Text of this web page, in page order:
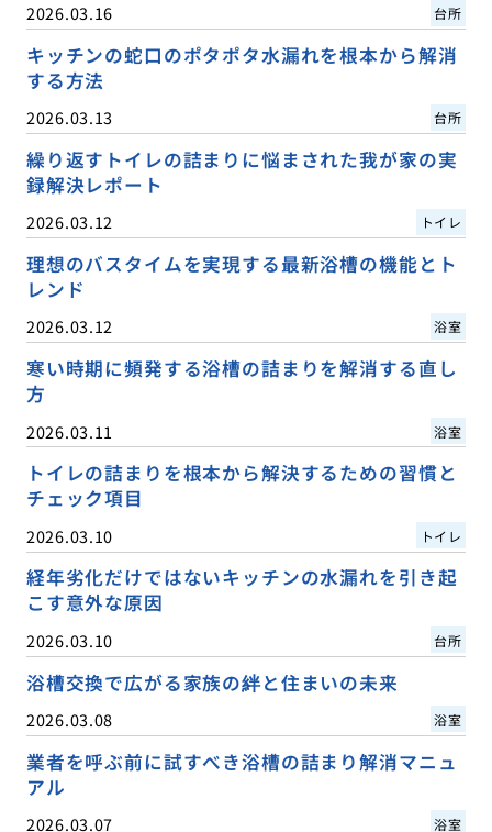
2026.03.16 台所
キッチンの蛇口のポタポタ水漏れを根本から解消
する方法
2026.03.13 台所
繰り返すトイレの詰まりに悩まされた我が家の実
録解決レポート
2026.03.12 トイレ
理想のバスタイムを実現する最新浴槽の機能とト
レンド
2026.03.12 浴室
寒い時期に頻発する浴槽の詰まりを解消する直し
方
2026.03.11 浴室
トイレの詰まりを根本から解決するための習慣と
チェック項目
2026.03.10 トイレ
経年劣化だけではないキッチンの水漏れを引き起
こす意外な原因
2026.03.10 台所
浴槽交換で広がる家族の絆と住まいの未来
2026.03.08 浴室
業者を呼ぶ前に試すべき浴槽の詰まり解消マニュ
アル
2026.03.07 浴室